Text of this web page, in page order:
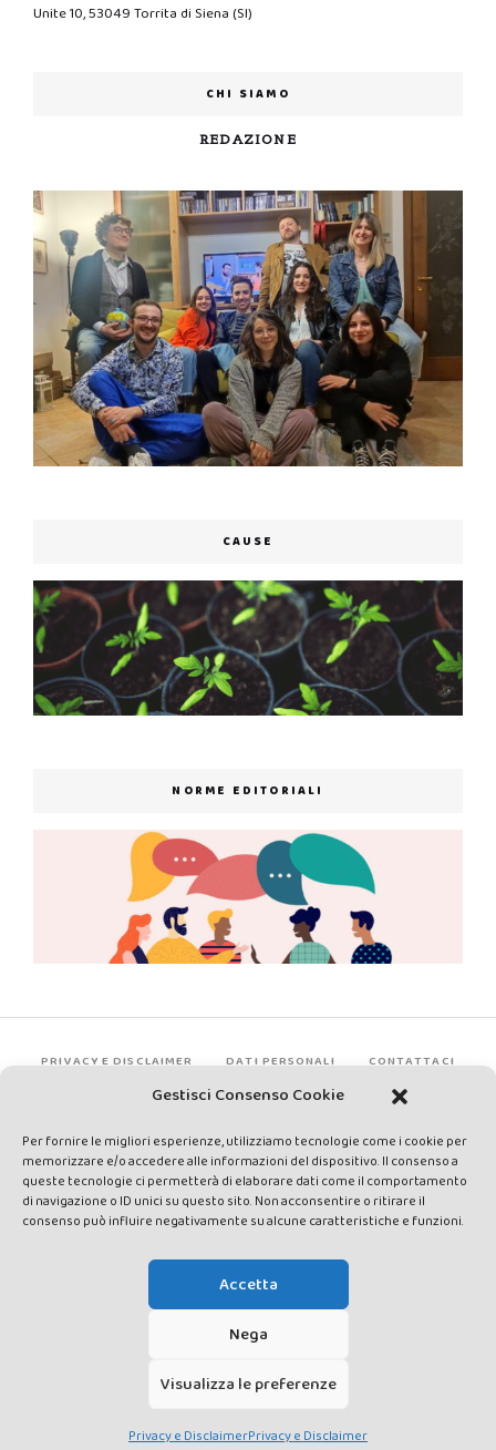
Gestisci Consenso Cookie
Per fornire le migliori esperienze, utilizziamo tecnologie come i cookie per
memorizzare e/o accedere alle informazioni del dispositivo. Il consenso a
queste tecnologie ci permetterà di elaborare dati come il comportamento
di navigazione o ID unici su questo sito. Non acconsentire o ritirare il
consenso può influire negativamente su alcune caratteristiche e funzioni.
Accetta
Nega
Visualizza le preferenze
Privacy e DisclaimerPrivacy e Disclaimer
Unite 10, 53049 Torrita di Siena (SI)
CHI SIAMO
REDAZIONE
CAUSE
NORME EDITORIALI
PRIVACY E DISCLAIMER DATI PERSONALI CONTATTACI
rights reserved - Testata registrata presso il Tribunale di Siena con
autorizzazione n°1 del 12/04/2014 - Direttrice Responsabile: Chiara
Cacace - E-mail: direzione@lavaldichiana.it - Editore: Valdichiana
Media Srl – P.IVA e C.F. 01377300528 –
10, Torrita di Siena (SI) - Iscrizione al Registro degli Operatori di